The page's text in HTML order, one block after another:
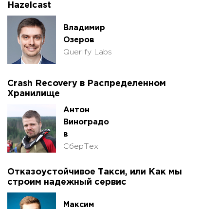
Hazelcast
Владимир
Озеров
Querify Labs
Crash Recovery в Распределенном
Хранилище
Антон
Виноградо
в
СберТех
Отказоустойчивое Такси, или Как мы
строим надежный сервис
Максим